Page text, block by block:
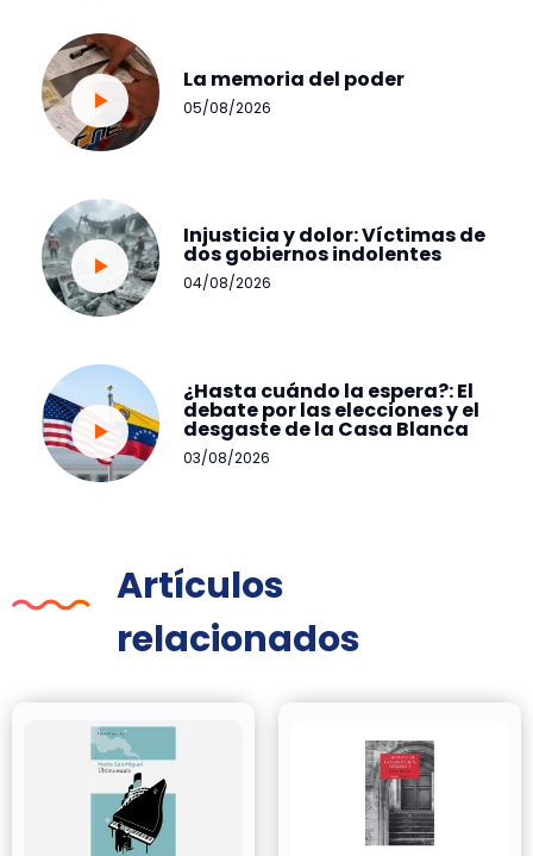
La memoria del poder
05/08/2026
Injusticia y dolor: Víctimas de
dos gobiernos indolentes
04/08/2026
¿Hasta cuándo la espera?: El
debate por las elecciones y el
desgaste de la Casa Blanca
03/08/2026
Artículos
relacionados